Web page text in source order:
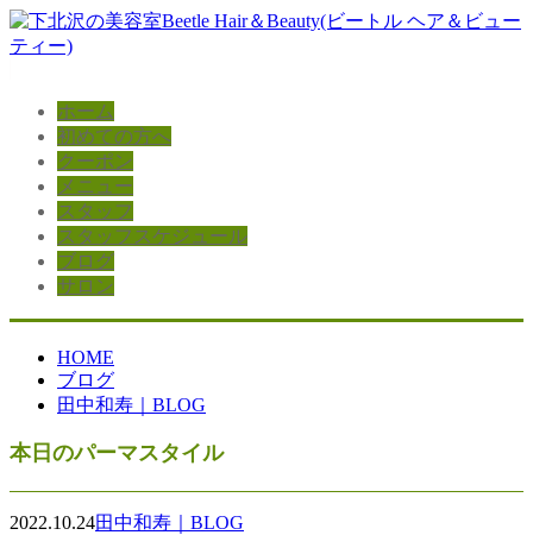
ホーム
初めての方へ
クーポン
メニュー
スタッフ
スタッフスケジュール
ブログ
サロン
HOME
ブログ
田中和寿｜BLOG
本日のパーマスタイル
2022.10.24田中和寿｜BLOG